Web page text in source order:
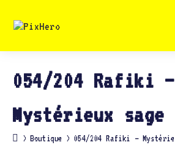
content
054/204 Rafiki –
Mystérieux sage
> Boutique > 054/204 Rafiki –